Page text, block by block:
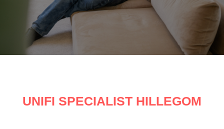
UNIFI SPECIALIST HILLEGOM